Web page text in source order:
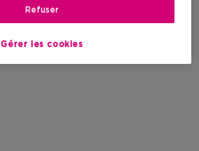
Gérer les cookies
Refuser